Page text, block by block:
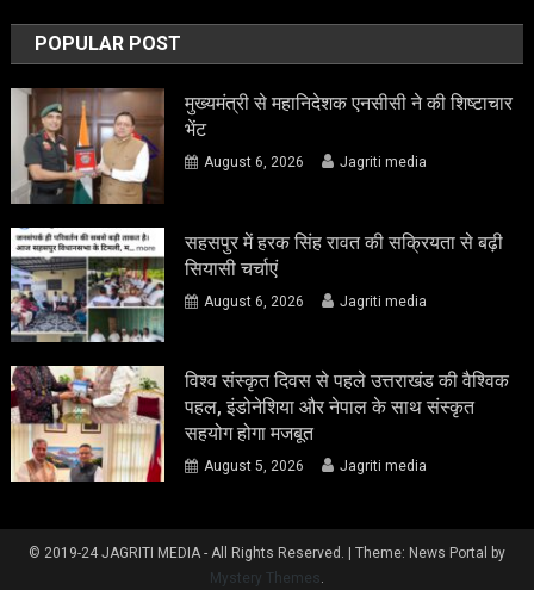
POPULAR POST
मुख्यमंत्री से महानिदेशक एनसीसी ने की शिष्टाचार
भेंट
August 6, 2026 Jagriti media
सहसपुर में हरक सिंह रावत की सक्रियता से बढ़ी
सियासी चर्चाएं
August 6, 2026 Jagriti media
विश्व संस्कृत दिवस से पहले उत्तराखंड की वैश्विक
पहल, इंडोनेशिया और नेपाल के साथ संस्कृत
सहयोग होगा मजबूत
August 5, 2026 Jagriti media
© 2019-24 JAGRITI MEDIA - All Rights Reserved.
Theme: News Portal by
Mystery Themes.